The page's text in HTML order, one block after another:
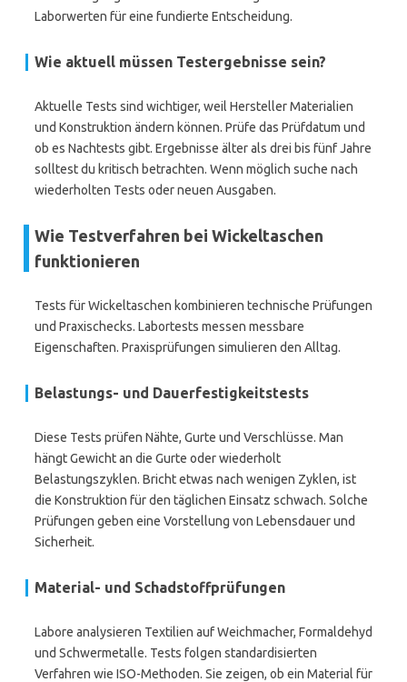
Laborwerten für eine fundierte Entscheidung.
Wie aktuell müssen Testergebnisse sein?
Aktuelle Tests sind wichtiger, weil Hersteller Materialien
und Konstruktion ändern können. Prüfe das Prüfdatum und
ob es Nachtests gibt. Ergebnisse älter als drei bis fünf Jahre
solltest du kritisch betrachten. Wenn möglich suche nach
wiederholten Tests oder neuen Ausgaben.
Wie Testverfahren bei Wickeltaschen
funktionieren
Tests für Wickeltaschen kombinieren technische Prüfungen
und Praxischecks. Labortests messen messbare
Eigenschaften. Praxisprüfungen simulieren den Alltag.
Belastungs- und Dauerfestigkeitstests
Diese Tests prüfen Nähte, Gurte und Verschlüsse. Man
hängt Gewicht an die Gurte oder wiederholt
Belastungszyklen. Bricht etwas nach wenigen Zyklen, ist
die Konstruktion für den täglichen Einsatz schwach. Solche
Prüfungen geben eine Vorstellung von Lebensdauer und
Sicherheit.
Material- und Schadstoffprüfungen
Labore analysieren Textilien auf Weichmacher, Formaldehyd
und Schwermetalle. Tests folgen standardisierten
Verfahren wie ISO-Methoden. Sie zeigen, ob ein Material für